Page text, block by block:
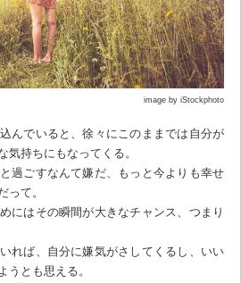
image by iStockphoto
んでいると、徐々にこのままでは自分が
気持ちにもなってくる。
過ごすなんて嫌だ、もっと今よりも幸せ
って。
にはその瞬間が大きなチャンス、つまり
れば、自分に嫌気がさしてくるし、いい
うとも思える。